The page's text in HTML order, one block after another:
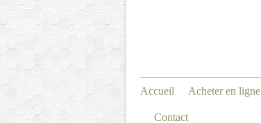
Accueil Acheter en ligne
Contact